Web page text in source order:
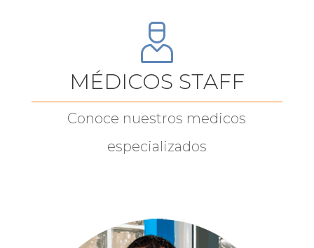
MÉDICOS STAFF
Conoce nuestros medicos
especializados